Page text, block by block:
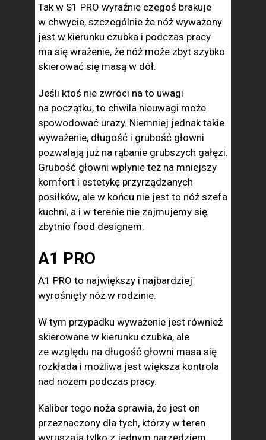
Tak w S1 PRO wyraźnie czegoś brakuje
w chwycie, szczególnie że nóż wyważony
jest w kierunku czubka i podczas pracy
ma się wrażenie, że nóż może zbyt szybko
skierować się masą w dół.
Jeśli ktoś nie zwróci na to uwagi
na początku, to chwila nieuwagi może
spowodować urazy. Niemniej jednak takie
wyważenie, długość i grubość głowni
pozwalają już na rąbanie grubszych gałęzi.
Grubość głowni wpłynie też na mniejszy
komfort i estetykę przyrządzanych
posiłków, ale w końcu nie jest to nóż szefa
kuchni, a i w terenie nie zajmujemy się
zbytnio food designem.
A1 PRO
A1 PRO to największy i najbardziej
wyrośnięty nóż w rodzinie.
W tym przypadku wyważenie jest również
skierowane w kierunku czubka, ale
ze względu na długość głowni masa się
rozkłada i możliwa jest większa kontrola
nad nożem podczas pracy.
Kaliber tego noża sprawia, że jest on
przeznaczony dla tych, którzy w teren
wyruszają tylko z jednym narzędziem